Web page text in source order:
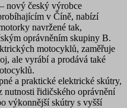
– nový český výrobce
v Číně, nabízí
navržené tak,
oprávněním skupiny B.
motocyklů, zaměřuje
ale vyrábí a prodává také
a praktické elektrické skútry,
nutnosti řidičského oprávnění
výkonnější skútry s vyšší